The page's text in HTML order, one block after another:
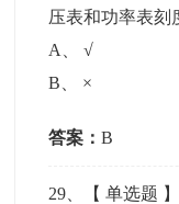
压表和功率表刻
A
、√
B
×
答案：B
29 、【单选题 】